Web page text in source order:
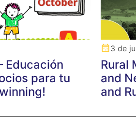
Educación
para tu
3 de
Rural
and
and